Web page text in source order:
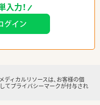
入力！
ディカルリソースは、お客様の個
てプライバシーマークが付与され